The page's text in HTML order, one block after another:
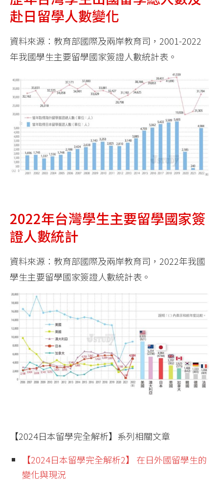
赴日留學人數變化
資料來源：教育部國際及兩岸教育司，2001-2022
年我國學生主要留學國家簽證人數統計表。
2022年台灣學生主要留學國家簽
證人數統計
資料來源：教育部國際及兩岸教育司，2022年我國
學生主要留學國家簽證人數統計表。
【2024日本留學完全解析】系列相關文章
【2024日本留學完全解析2】 在日外國留學生的
變化與現況